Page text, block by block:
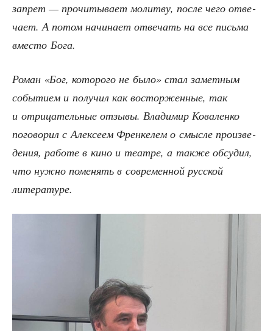
запрет — про­чи­ты­ва­ет молит­ву, после чего отве­
ча­ет. А потом начи­на­ет отве­чать на все пись­ма
вме­сто Бога.
Роман «Бог, кото­ро­го не было» стал замет­ным
собы­ти­ем и полу­чил как вос­тор­жен­ные, так
и отри­ца­тель­ные отзы­вы. Вла­ди­мир Кова­лен­ко
пого­во­рил с Алек­се­ем Френ­ке­лем о смыс­ле про­из­ве­
де­ния, рабо­те в кино и теат­ре, а так­же обсу­дил,
что нуж­но поме­нять в совре­мен­ной рус­ской
литературе.